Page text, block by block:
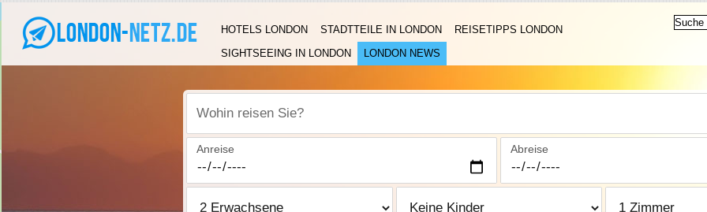
HOTELS LONDON STADTTEILE IN LONDON
REISETIPPS LONDON
SIGHTSEEING IN LONDON
LONDON NEWS
Wohin reisen Sie?
Anreise Abreise